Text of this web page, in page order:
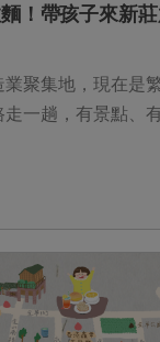
！帶孩子來新
業聚集地，現在是
一趟，有景點、